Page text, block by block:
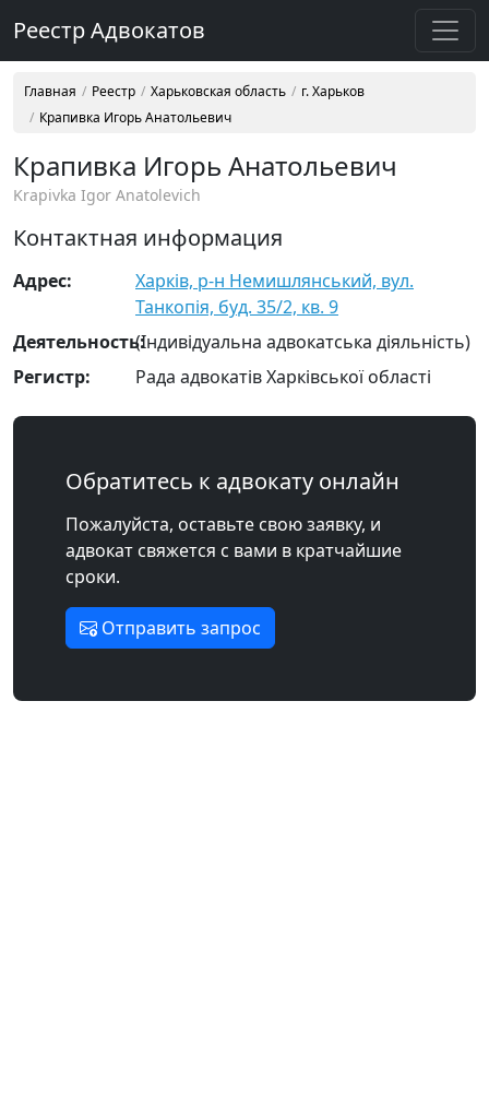
Реестр Адвокатов
Главная Реестр Харьковская область
г. Харьков
Крапивка Игорь Анатольевич
Крапивка Игорь Анатольевич
Krapivka Igor Anatolevich
Контактная информация
Адрес:
Харків, р-н Немишлянський, вул.
Танкопія, буд. 35/2, кв. 9
Деятельность:(Індивідуальна адвокатська діяльність)
Регистр:
Рада адвокатів Харківської області
Обратитесь к адвокату онлайн
Пожалуйста, оставьте свою заявку, и
адвокат свяжется с вами в кратчайшие
сроки.
Отправить запрос